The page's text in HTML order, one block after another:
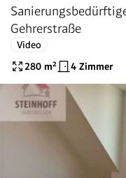
Gehrerstraße
Video
280 m² 4 Zimmer